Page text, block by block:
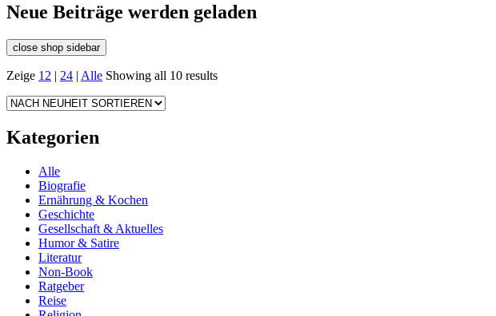
Neue Beiträge werden geladen
close shop sidebar
Zeige 12 | 24 | Alle Showing all 10 results
Kategorien
Alle
Biografie
Ernährung & Kochen
Geschichte
Gesellschaft & Aktuelles
Humor & Satire
Literatur
Non-Book
Ratgeber
Reise